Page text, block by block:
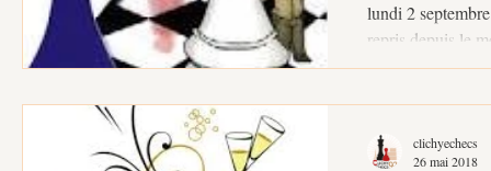
lundi 2
repris depuis le
clichyechecs
26 mai 2018